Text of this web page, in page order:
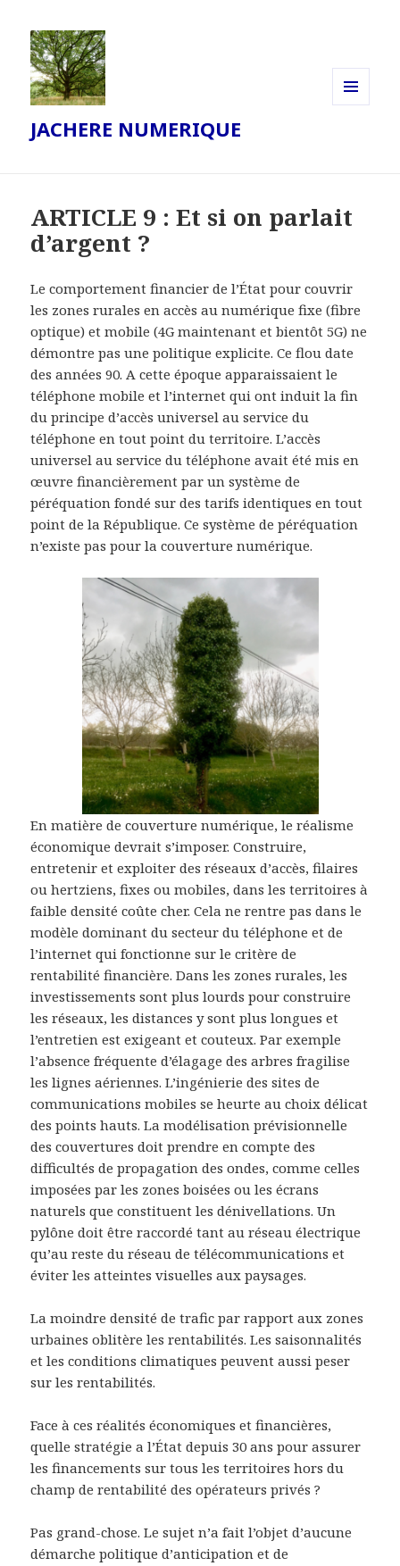
JACHERE NUMERIQUE
ARTICLE 9 : Et si on parlait
d’argent ?
Le comportement financier de l’État pour couvrir
les zones rurales en accès au numérique fixe (fibre
optique) et mobile (4G maintenant et bientôt 5G) ne
démontre pas une politique explicite. Ce flou date
des années 90. A cette époque apparaissaient le
téléphone mobile et l’internet qui ont induit la fin
du principe d’accès universel au service du
téléphone en tout point du territoire. L’accès
universel au service du téléphone avait été mis en
œuvre financièrement par un système de
péréquation fondé sur des tarifs identiques en tout
point de la République. Ce système de péréquation
n’existe pas pour la couverture numérique.
En matière de couverture numérique, le réalisme
économique devrait s’imposer. Construire,
entretenir et exploiter des réseaux d’accès, filaires
ou hertziens, fixes ou mobiles, dans les territoires à
faible densité coûte cher. Cela ne rentre pas dans le
modèle dominant du secteur du téléphone et de
l’internet qui fonctionne sur le critère de
rentabilité financière. Dans les zones rurales, les
investissements sont plus lourds pour construire
les réseaux, les distances y sont plus longues et
l’entretien est exigeant et couteux. Par exemple
l’absence fréquente d’élagage des arbres fragilise
les lignes aériennes. L’ingénierie des sites de
communications mobiles se heurte au choix délicat
des points hauts. La modélisation prévisionnelle
des couvertures doit prendre en compte des
difficultés de propagation des ondes, comme celles
imposées par les zones boisées ou les écrans
naturels que constituent les dénivellations. Un
pylône doit être raccordé tant au réseau électrique
qu’au reste du réseau de télécommunications et
éviter les atteintes visuelles aux paysages.
La moindre densité de trafic par rapport aux zones
urbaines oblitère les rentabilités. Les saisonnalités
et les conditions climatiques peuvent aussi peser
sur les rentabilités.
Face à ces réalités économiques et financières,
quelle stratégie a l’État depuis 30 ans pour assurer
les financements sur tous les territoires hors du
champ de rentabilité des opérateurs privés ?
Pas grand-chose. Le sujet n’a fait l’objet d’aucune
démarche politique d’anticipation et de